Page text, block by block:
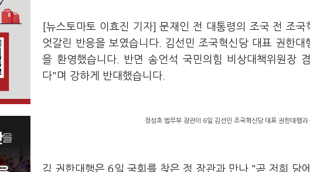
[뉴스토마토 이효진 기자] 문재인 전 대통령의 조국 전 조
엇갈린 반응을 보였습니다. 김선민 조국혁신당 대표 권한
을 환영했습니다. 반면 송언석 국민의힘 비상대책위원장
다"며 강하게 반대했습니다.
정성호 법무부 장관이 6일 김선민 조국혁신당 대표 권한대행
김 권한대행은 6일 국회를 찾은 정 장관과 만나 "곧 저희 당